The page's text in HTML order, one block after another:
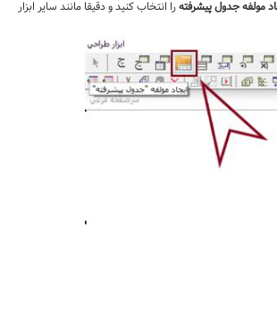
مولفه جدول پیشرفتهرا انتخاب کنید و دقیقا مانند سایر ابزار